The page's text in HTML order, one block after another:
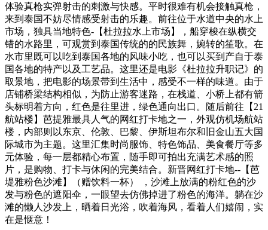
体验真枪实弹射击的刺激与快感。平时很难有机会接触真枪，
来到泰国不妨尽情感受射击的乐趣。前往位于水道中央的水上
市场，独具当地特色-【杜拉拉水上市场】，船穿梭在纵横交
错的水路里，可观赏到泰国传统的的民族舞，婉转的笙歌。在
水市里既可以吃到泰国各地的风味小吃，也可以买到产自于泰
国各地的特产以及工艺品。这里还是电影《杜拉拉升职记》的
取景地，把电影的场景带到生活中，感受不一样的味道。由于
店铺桥梁结构相似，为防止游客迷路，在栈道、小桥上都有箭
头标明着方向，红色是往里进，绿色通向出口。随后前往【21
航站楼】芭提雅最具人气的网红打卡地之一，外观仿机场航站
楼，内部则以东京、伦敦、巴黎、伊斯坦布尔和旧金山五大国
际城市为主题。这里汇集时尚服饰、特色饰品、美食餐厅等多
元体验，每一层都精心布置，随手即可拍出充满艺术感的照
片，是购物、打卡与休闲的完美结合。新晋网红打卡地--【芭
堤雅粉色沙滩】（赠饮料一杯） ，沙滩上放满的粉红色的沙
发与粉色的遮阳伞，一眼望去仿佛掉进了粉色的海洋。躺在沙
滩的懒人沙发上，晒着日光浴，吹着海风，看着人们嬉闹，实
在是惬意！